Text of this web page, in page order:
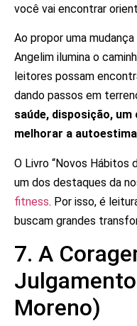
você vai encontrar
Ao propor uma
Angelim ilumina o
leitores possam
dando passos em
saúde, disposição,
melhorar a autoestima
O Livro “Novos Hábitos
um dos destaques da
fitness. Por isso, é
buscam grandes
7. A
Moreno)